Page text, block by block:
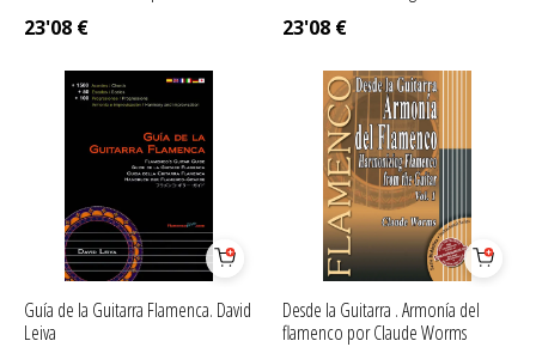
23'08 €
23'08 €
Guía de la Guitarra Flamenca. David
Leiva
Desde la Guitarra . Armonía del
flamenco por Claude Worms